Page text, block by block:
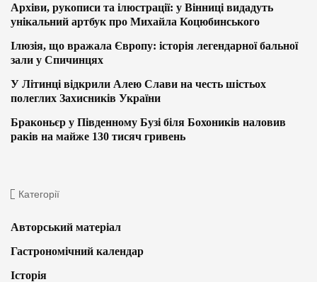
Архіви, рукописи та ілюстрації: у Вінниці видадуть
унікальний артбук про Михайла Коцюбинського
Ілюзія, що вражала Європу: історія легендарної бальної
зали у Спичинцях
У Літинці відкрили Алею Слави на честь шістьох
полеглих Захисників України
Браконьєр у Південному Бузі біля Бохоників наловив
раків на майже 130 тисяч гривень
Категорії
Авторський матеріал
Гастрономічний календар
Історія